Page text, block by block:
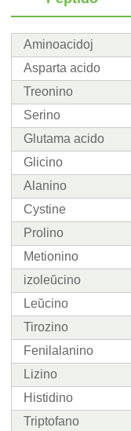
Aminoacidoj
Asparta acido
Treonino
Serino
Glutama acido
Glicino
Alanino
Cystine
Prolino
Metionino
izoleŭcino
Leŭcino
Tirozino
Fenilalanino
Lizino
Histidino
Triptofano